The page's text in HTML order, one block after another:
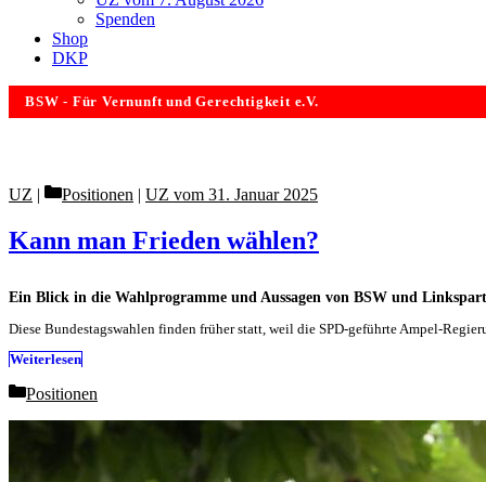
Spenden
Shop
DKP
BSW - Für Vernunft und Gerechtigkeit e.V.
Ein Blick in die Wahlprogramme und Aussagen von BSW und
Kann man Frieden wählen?
UZ Categories
Positionen | UZ vom 31. Januar 2025
Diese Bundestagswahlen finden früher statt, weil die SPD-geführte Ampel-
Weiterlesen
Categories
Positionen